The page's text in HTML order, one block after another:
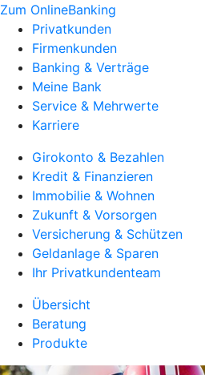
Zum OnlineBanking
Privatkunden
Firmenkunden
Banking & Verträge
Meine Bank
Service & Mehrwerte
Karriere
Girokonto & Bezahlen
Kredit & Finanzieren
Immobilie & Wohnen
Zukunft & Vorsorgen
Versicherung & Schützen
Geldanlage & Sparen
Ihr Privatkundenteam
Übersicht
Beratung
Produkte